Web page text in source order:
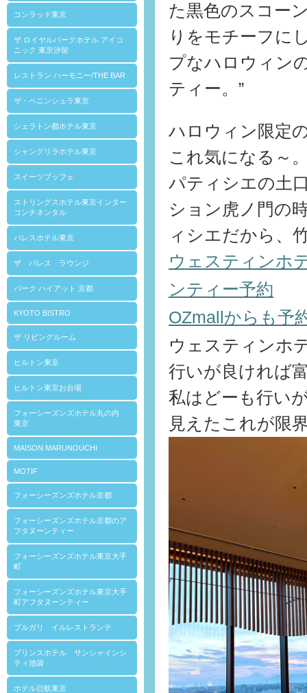
コンラッド東京
ザ ロイヤルパークホテル アイコ
ニック 東京汐留
レストラン ハーモニー/THE BAR
ザ・ペニンシュラ東京
シェラトン都ホテル東京
シャングリラホテル東京
スイーツブッフェ
ストリングスホテル東京インター
コンチネンタル
パレスホテル東京
ザ パレス ラウンジ
パーク ハイアット 京都
KYOTO BISTRO
ザ リビングルーム
ヒルトン東京
ヒルトン東京お台場
フォーシーズンズホテル丸の内
東京
MAISON MARUNOUCHI
MOTIF
フォーシーズンズホテル京都
フォーシーズンズホテル京都のア
フタヌーンティー
フォーシーズンズホテル東京大手
町
フォーシーズンズホテル東京大手
町アフタヌーンティー
ブルガリ イルレストランテ
プリンスホテル サンシャインシ
ティ池袋
ホテル日航東京
た黒色のスコー
りをモチーフに
プなハロウィン
ティー。”
ハロウィン限定
これ気になる～
パティシエの土
ション虎ノ門の
ィシエだから、
ウェスティンホ
ンティー予約
OZmallからも予
ウェスティンホ
行いが良ければ
私はどーも行い
見えたこれが限